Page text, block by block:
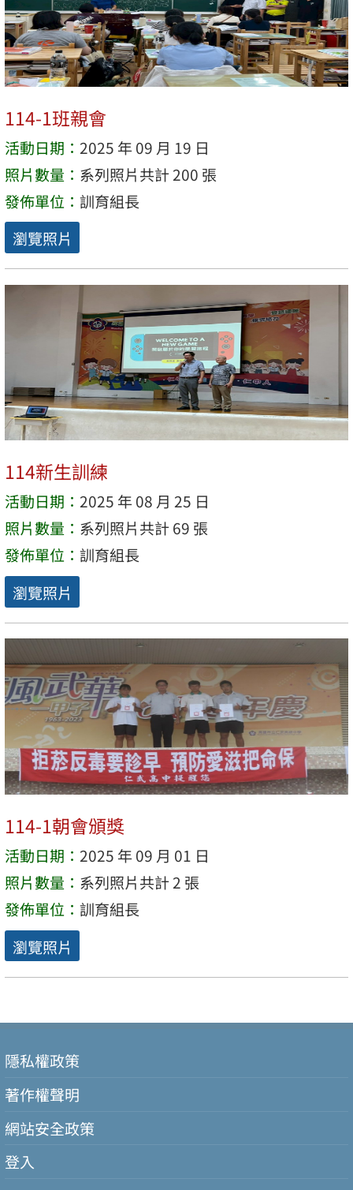
114-1班親會
活動日期： 2025 年 09 月 19 日
照片數量： 系列照片共計 200 張
發佈單位： 訓育組長
瀏覽照片
114新生訓練
活動日期： 2025 年 08 月 25 日
照片數量： 系列照片共計 69 張
發佈單位： 訓育組長
瀏覽照片
114-1朝會頒獎
活動日期： 2025 年 09 月 01 日
照片數量： 系列照片共計 2 張
發佈單位： 訓育組長
瀏覽照片
隱私權政策
著作權聲明
網站安全政策
登入